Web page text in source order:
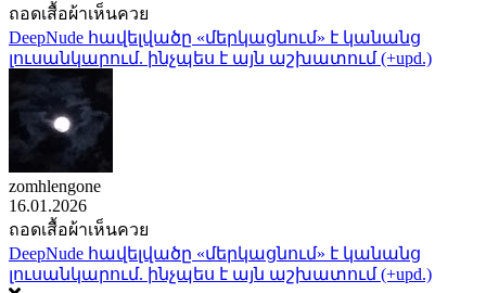
ถอดเสื้อผ้าเห็นควย
DeepNude հավելվածը «մերկացնում» է կանանց
լուսանկարում. ինչպես է այն աշխատում (+upd.)
zomhlengone
16.01.2026
ถอดเสื้อผ้าเห็นควย
DeepNude հավելվածը «մերկացնում» է կանանց
լուսանկարում. ինչպես է այն աշխատում (+upd.)